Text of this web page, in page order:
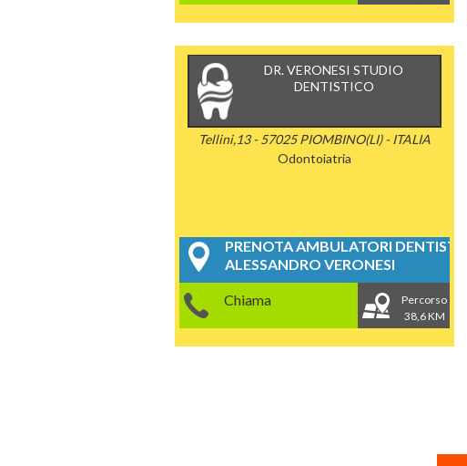
DR. VERONESI STUDIO
DENTISTICO
Tellini,13 - 57025 PIOMBINO(LI) - ITALIA
Odontoiatria
PRENOTA AMBULATORI DENTISTICI
ALESSANDRO VERONESI
Chiama
Percorso
38,6 KM